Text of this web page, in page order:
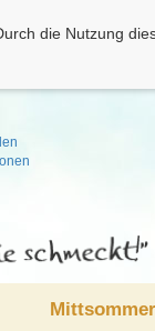
die Nutzung